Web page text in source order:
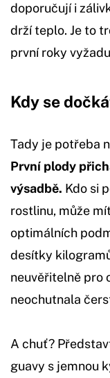
doporučují i
drží teplo. Je to
první roky
Kdy se
Tady je potřeba
První plody
výsadbě. Kdo si
rostlinu, může
optimálních
desítky
neuvěřitelně pro
neochutnala
A chuť?
guavy s jemnou